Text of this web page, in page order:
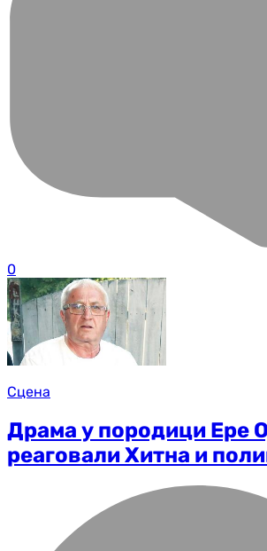
0
Сцена
Драма у породици Ере
реаговали Хитна и